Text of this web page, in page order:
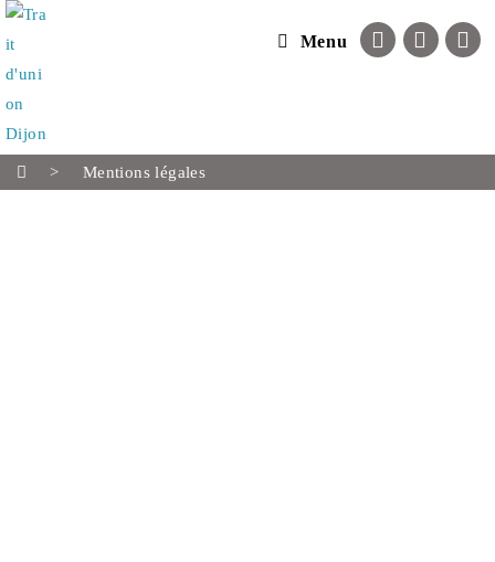
Menu
> Mentions légales